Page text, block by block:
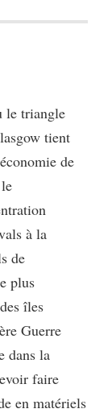
le triangle
tient
de
à la
de
plus
îles
Guerre
dans la
faire
en matériels